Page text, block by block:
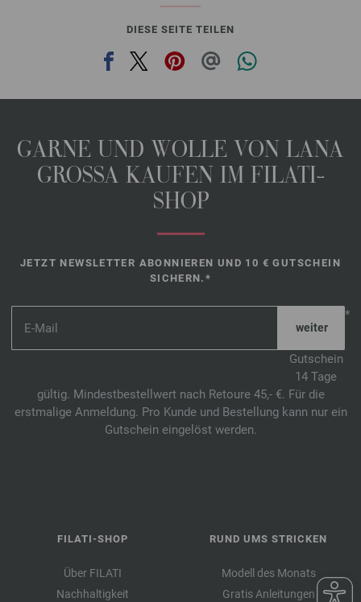
DIESE SEITE TEILEN
GARNE UND WOLLE VON LANA
GROSSA KAUFEN IM FILATI-
SHOP
JETZT NEWSLETTER ABONNIEREN UND 10 € GUTSCHEIN
SICHERN.*
*
Gutschein
14 Tage
gültig. Mindestbestellwert nach Retoure 45,- €. Für die
erstmalige Anmeldung. Pro Kunde und Bestellung kann nur ein
Gutschein eingelöst werden.
FILATI-SHOP
Über FILATI
Nachhaltigkeit
RUND UMS STRICKEN
Modell des Monats
Gratis Anleitungen